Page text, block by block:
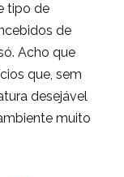
tipo de
de
Acho que
que, sem
desejável
muito